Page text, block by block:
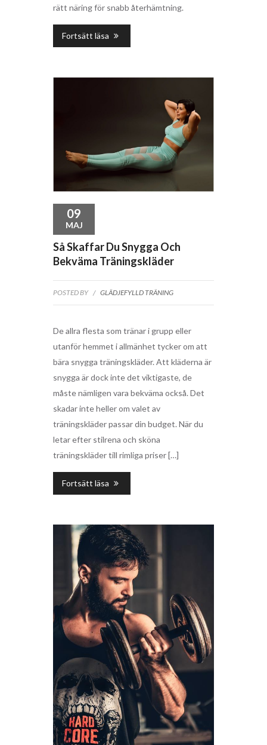
rätt näring för snabb återhämtning.
Fortsätt läsa
09
MAJ
Så Skaffar Du Snygga Och
Bekväma Träningskläder
POSTED BY / GLÄDJEFYLLD TRÄNING
De allra flesta som tränar i grupp eller
utanför hemmet i allmänhet tycker om att
bära snygga träningskläder. Att kläderna är
snygga är dock inte det viktigaste, de
måste nämligen vara bekväma också. Det
skadar inte heller om valet av
träningskläder passar din budget. När du
letar efter stilrena och sköna
träningskläder till rimliga priser […]
Fortsätt läsa